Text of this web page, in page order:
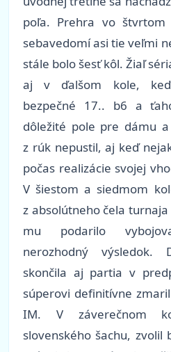
poľa. Prehra vo
sebavedomí asi tie veľmi
stále bolo šesť kôl. Žiaľ
aj v ďalšom kole, keď
bezpečné 17.. b6 a
dôležité pole pre dámu
z rúk nepustil, aj keď
počas realizácie svojej
V šiestom a siedmom
z absolútneho čela
mu podarilo
nerozhodný výsledok.
skončila aj partia v
súperovi definitívne
IM. V záverečnom
slovenského šachu,